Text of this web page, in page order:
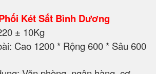
Két Sắt Bình Dương
± 10Kg
Cao 1200 * Rộng 600 * Sâu 600